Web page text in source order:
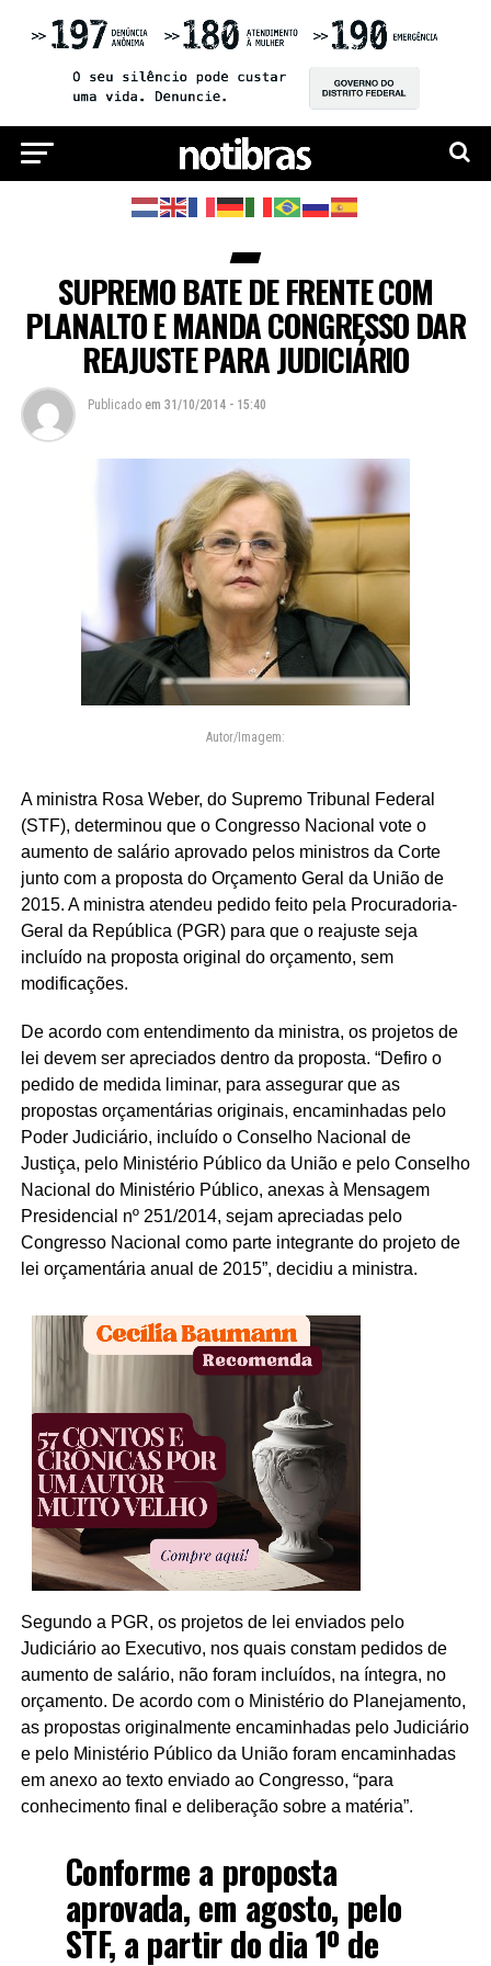
SUPREMO BATE DE FRENTE COM
PLANALTO E MANDA CONGRESSO DAR
REAJUSTE PARA JUDICIÁRIO
Publicado em 31/10/2014 - 15:40
Autor/Imagem:
A ministra Rosa Weber, do Supremo Tribunal Federal
(STF), determinou que o Congresso Nacional vote o
aumento de salário aprovado pelos ministros da Corte
junto com a proposta do Orçamento Geral da União de
2015. A ministra atendeu pedido feito pela Procuradoria-
Geral da República (PGR) para que o reajuste seja
incluído na proposta original do orçamento, sem
modificações.
De acordo com entendimento da ministra, os projetos de
lei devem ser apreciados dentro da proposta. “Defiro o
pedido de medida liminar, para assegurar que as
propostas orçamentárias originais, encaminhadas pelo
Poder Judiciário, incluído o Conselho Nacional de
Justiça, pelo Ministério Público da União e pelo Conselho
Nacional do Ministério Público, anexas à Mensagem
Presidencial nº 251/2014, sejam apreciadas pelo
Congresso Nacional como parte integrante do projeto de
lei orçamentária anual de 2015”, decidiu a ministra.
Segundo a PGR, os projetos de lei enviados pelo
Judiciário ao Executivo, nos quais constam pedidos de
aumento de salário, não foram incluídos, na íntegra, no
orçamento. De acordo com o Ministério do Planejamento,
as propostas originalmente encaminhadas pelo Judiciário
e pelo Ministério Público da União foram encaminhadas
em anexo ao texto enviado ao Congresso, “para
conhecimento final e deliberação sobre a matéria”.
Conforme a proposta
aprovada, em agosto, pelo
STF, a partir do dia 1º de